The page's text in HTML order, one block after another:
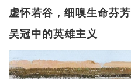
虚怀若谷，细嗅生命芬芳
吴冠中的英雄主义